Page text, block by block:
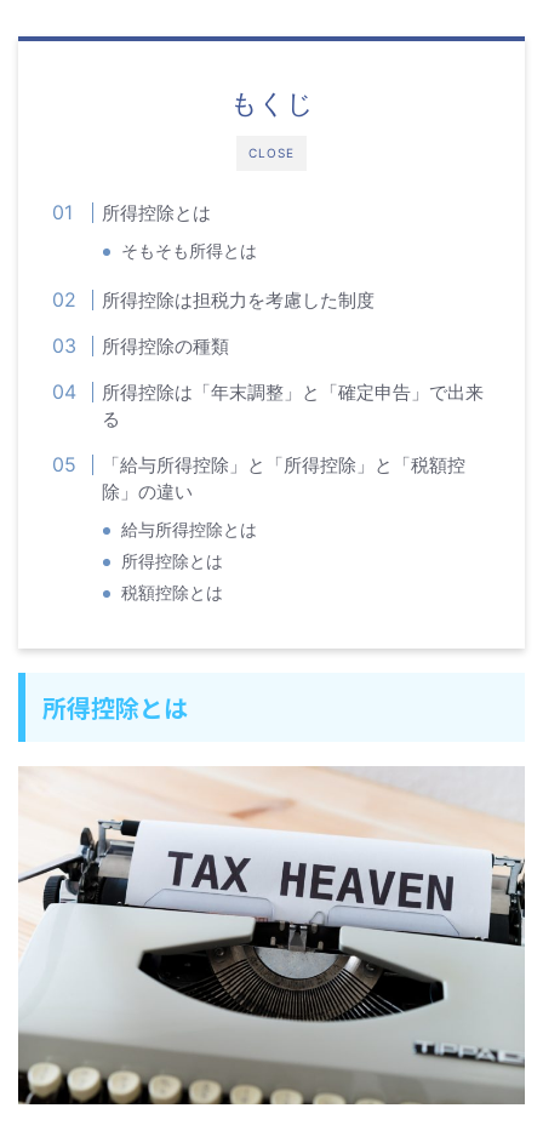
CLOSE
もくじ
所得控除とは
そもそも所得とは
所得控除は担税力を考慮した制度
所得控除の種類
所得控除は「年末調整」と「確定申告」で出来
る
「給与所得控除」と「所得控除」と「税額控
除」の違い
給与所得控除とは
所得控除とは
税額控除とは
所得控除とは